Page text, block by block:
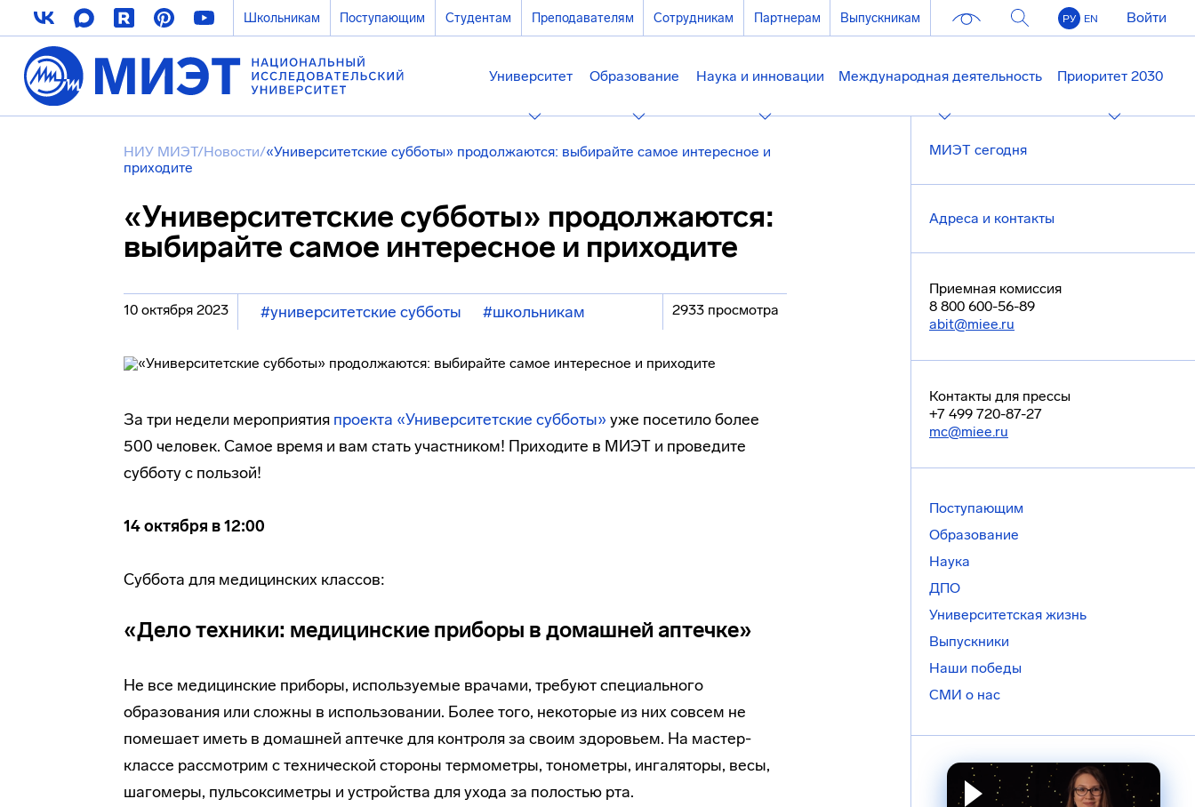
Школьникам Поступающим Студентам Преподавателям Сотрудникам Партнерам Выпускникам РУ EN Войти
Университет Образование Наука и инновации Международная деятельность Приоритет 2030
НИУ МИЭТ/Новости/«Университетские субботы» продолжаются: выбирайте самое интересное и
приходите
«Университетские субботы» продолжаются:
выбирайте самое интересное и приходите
10 октября 2023 #университетские субботы #школьникам 2933 просмотра
За три недели мероприятия проекта «Университетские субботы» уже посетило более
500 человек. Самое время и вам стать участником! Приходите в МИЭТ и проведите
субботу с пользой!
14 октября в 12:00
Суббота для медицинских классов:
«Дело техники: медицинские приборы в домашней аптечке»
Не все медицинские приборы, используемые врачами, требуют специального
образования или сложны в использовании. Более того, некоторые из них совсем не
помешает иметь в домашней аптечке для контроля за своим здоровьем. На мастер-
классе рассмотрим с технической стороны термометры, тонометры, ингаляторы, весы,
шагомеры, пульсоксиметры и устройства для ухода за полостью рта.
МИЭТ сегодня
Адреса и контакты
Приемная комиссия
8 800 600-56-89
abit@miee.ru
Контакты для прессы
+7 499 720-87-27
mc@miee.ru
Поступающим
Образование
Наука
ДПО
Университетская жизнь
Выпускники
Наши победы
СМИ о нас